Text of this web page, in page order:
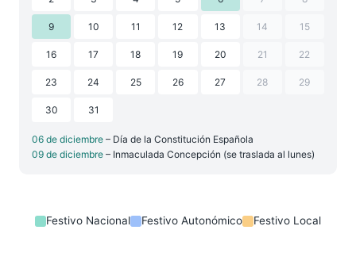
9 10 11 12 13 14 15
16 17 18 19 20 21 22
23 24 25 26 27 28 29
30 31
06 de diciembre – Día de la Constitución Española
09 de diciembre – Inmaculada Concepción (se traslada al lunes)
Festivo Nacional Festivo Autonómico Festivo Local